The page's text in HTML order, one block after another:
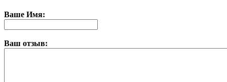
Ваше Имя:
Ваш отзыв: